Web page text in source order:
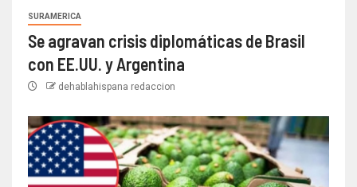
SURAMERICA
Se agravan crisis diplomáticas de Brasil
con EE.UU. y Argentina
dehablahispana redaccion